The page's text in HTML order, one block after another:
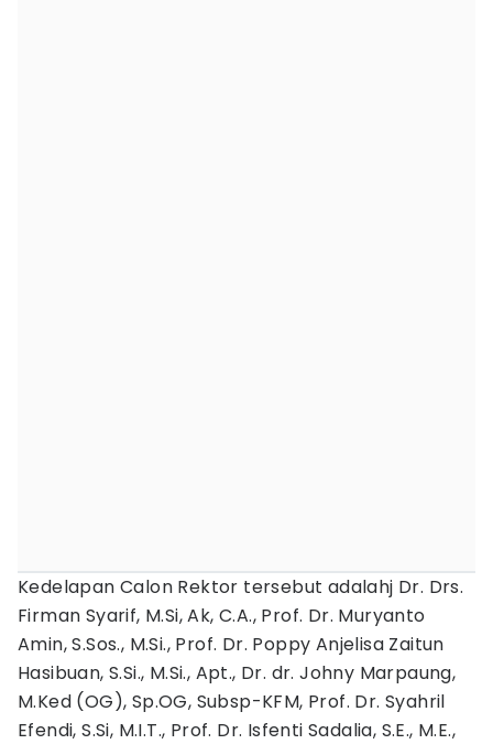
Kedelapan Calon Rektor tersebut adalahj Dr. Drs.
Firman Syarif, M.Si, Ak, C.A., Prof. Dr. Muryanto
Amin, S.Sos., M.Si., Prof. Dr. Poppy Anjelisa Zaitun
Hasibuan, S.Si., M.Si., Apt., Dr. dr. Johny Marpaung,
M.Ked (OG), Sp.OG, Subsp-KFM, Prof. Dr. Syahril
Efendi, S.Si, M.I.T., Prof. Dr. Isfenti Sadalia, S.E., M.E.,